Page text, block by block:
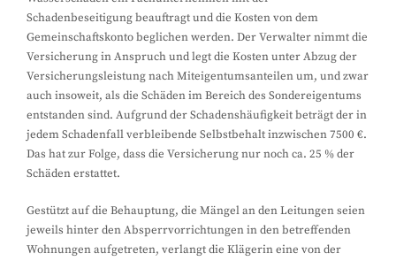
Schadenbeseitigung beauftragt und die Kosten von dem
Gemeinschaftskonto beglichen werden. Der Verwalter nimmt die
Versicherung in Anspruch und legt die Kosten unter Abzug der
Versicherungsleistung nach Miteigentumsanteilen um, und zwar
auch insoweit, als die Schäden im Bereich des Sondereigentums
entstanden sind. Aufgrund der Schadenshäufigkeit beträgt der in
jedem Schadenfall verbleibende Selbstbehalt inzwischen 7500 €.
Das hat zur Folge, dass die Versicherung nur noch ca. 25 % der
Schäden erstattet.
Gestützt auf die Behauptung, die Mängel an den Leitungen seien
jeweils hinter den Absperrvorrichtungen in den betreffenden
Wohnungen aufgetreten, verlangt die Klägerin eine von der